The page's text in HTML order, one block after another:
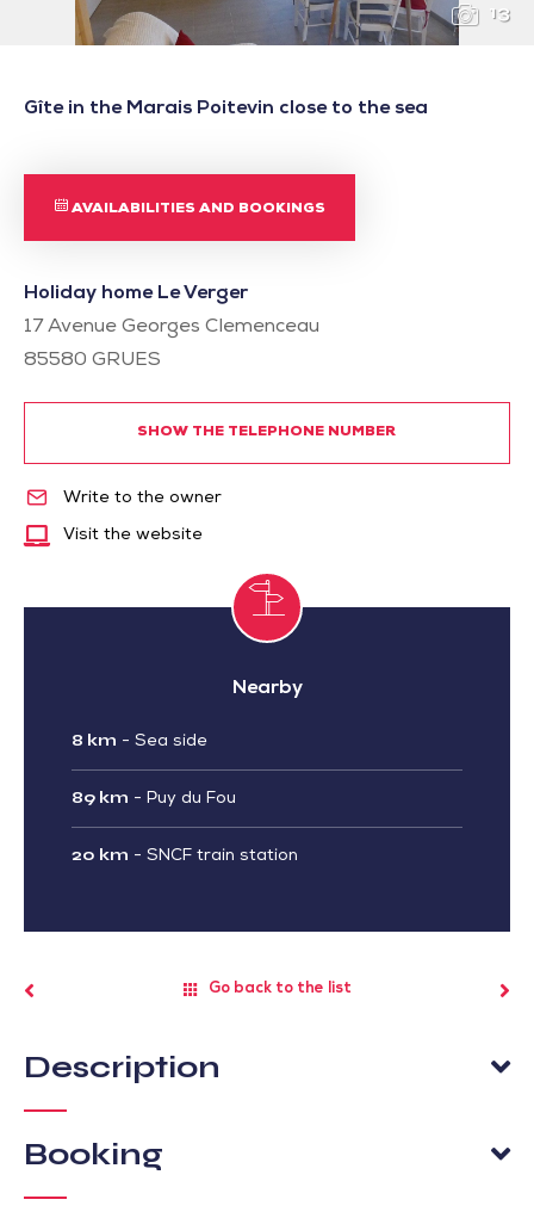
13
Gîte in the Marais Poitevin close to the sea
AVAILABILITIES AND BOOKINGS
Holiday home Le Verger
17 Avenue Georges Clemenceau
85580 GRUES
SHOW THE TELEPHONE NUMBER
Write to the owner
Visit the website
Nearby
8 km - Sea side
89 km - Puy du Fou
20 km - SNCF train station
Go back to the list
Description
Booking